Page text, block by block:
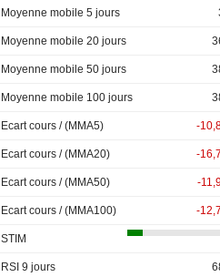
Moyenne mobile 5 jours
Moyenne mobile 20 jours
Moyenne mobile 50 jours
Moyenne mobile 100 jours
Ecart cours / (MMA5) -
Ecart cours / (MMA20) -
Ecart cours / (MMA50) -
Ecart cours / (MMA100) -
STIM
RSI 9 jours